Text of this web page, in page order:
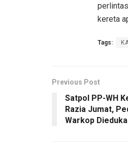
kereta
Tags:
Previous Post
Satpol PP-WH
Razia Jumat,
Warkop